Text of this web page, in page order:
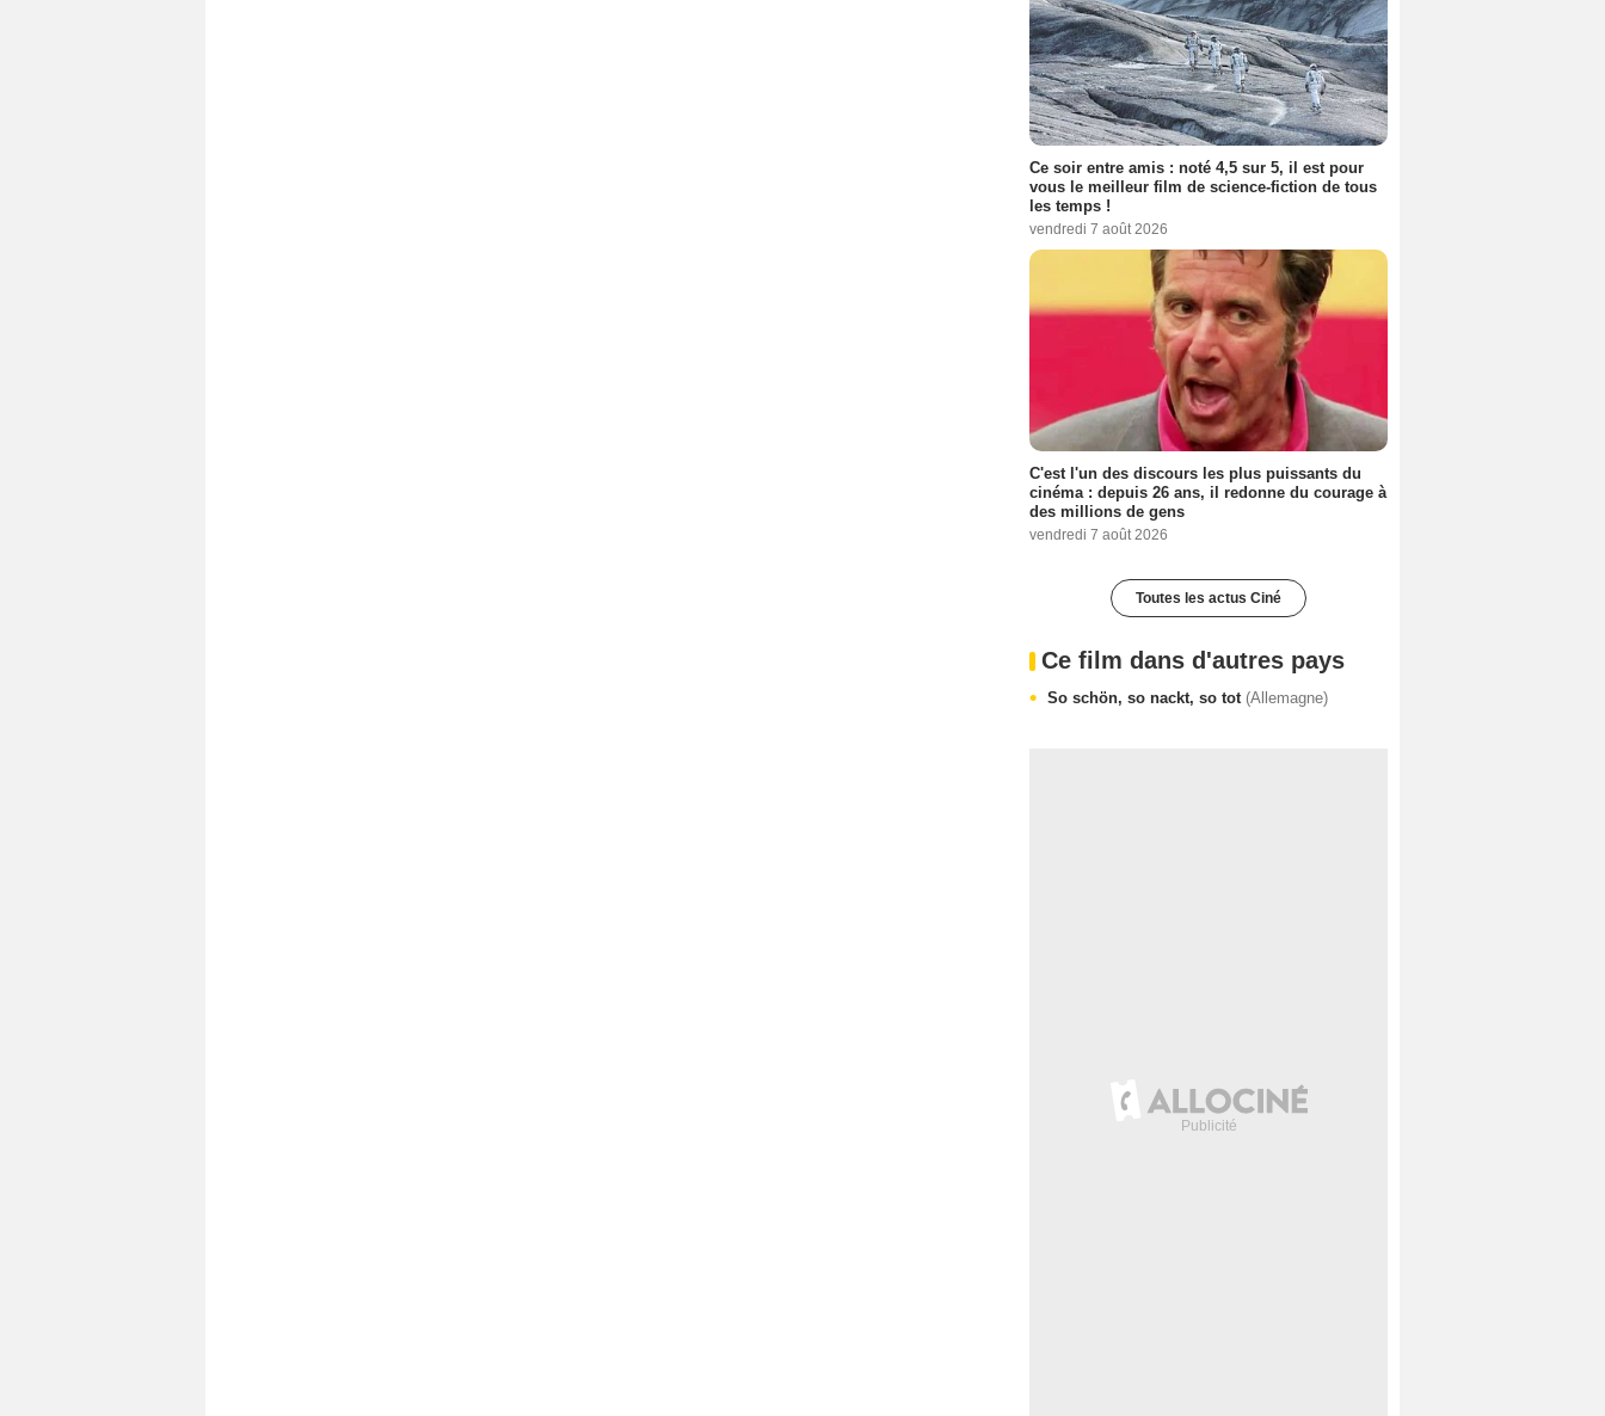
Ce soir entre amis : noté 4,5 sur 5, il est pour
vous le meilleur film de science-fiction de tous
les temps !
vendredi 7 août 2026
C'est l'un des discours les plus puissants du
cinéma : depuis 26 ans, il redonne du courage à
des millions de gens
vendredi 7 août 2026
Toutes les actus Ciné
Ce film dans d'autres pays
So schön, so nackt, so tot (Allemagne)